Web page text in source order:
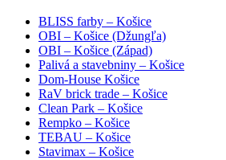
BLISS farby – Košice
OBI – Košice (Džungľa)
OBI – Košice (Západ)
Palivá a stavebniny – Košice
Dom-House Košice
RaV brick trade – Košice
Clean Park – Košice
Rempko – Košice
TEBAU – Košice
Stavimax – Košice